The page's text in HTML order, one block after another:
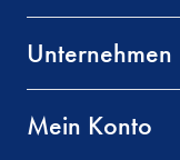
Unternehmen
Mein Konto